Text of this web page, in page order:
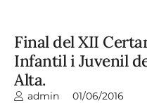
Final del XII
Infantil i Juvenil
Alta.
admin 01/06/2016